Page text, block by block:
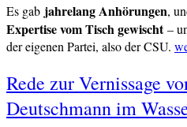
Es gab jahrelang Anhörungen,
Expertise vom Tisch gewischt–
der eigenen Partei, also der CSU.
im
Psychiatrie-
Gesetz
Rede zur Vernissage
Deutschmann im